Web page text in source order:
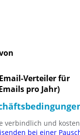
Verteiler für
pro Jahr)
verbindlich und
bei einer